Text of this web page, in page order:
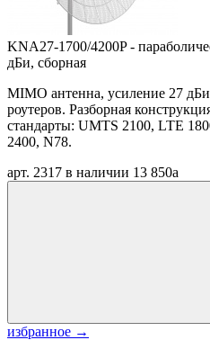
KNA27-1700/4200P -
дБи, сборная
MIMO антенна, усиление 27
роутеров. Разборная
стандарты: UMTS 2100, LTE
2400, N78.
арт. 2317 в наличии 13 850a
избранное →